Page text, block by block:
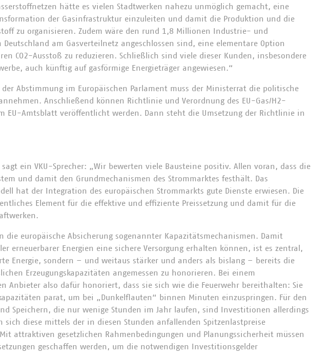
hätte es vielen Stadtwerken nahezu unmöglich gemacht, eine
der Gasinfrastruktur einzuleiten und damit die Produktion und die
zu organisieren. Zudem wäre den rund 1,8 Millionen Industrie- und
Deutschland am Gasverteilnetz angeschlossen sind, eine elementare Option
CO2-Ausstoß zu reduzieren. Schließlich sind viele dieser Kunden, insbesondere
auch künftig auf gasförmige Energieträger angewiesen.“
der Abstimmung im Europäischen Parlament muss der Ministerrat die politische
Anschließend können Richtlinie und Verordnung des EU-Gas/H2-
EU-Amtsblatt veröffentlicht werden. Dann steht die Umsetzung der Richtlinie in
sagt ein VKU-Sprecher: „Wir bewerten viele Bausteine positiv. Allen voran, dass die
und damit den Grundmechanismen des Strommarktes festhält. Das
hat der Integration des europäischen Strommarkts gute Dienste erwiesen. Die
Element für die effektive und effiziente Preissetzung und damit für die
die europäische Absicherung sogenannter Kapazitätsmechanismen. Damit
erneuerbarer Energien eine sichere Versorgung erhalten können, ist es zentral,
Energie, sondern – und weitaus stärker und anders als bislang – bereits die
Erzeugungskapazitäten angemessen zu honorieren. Bei einem
Anbieter also dafür honoriert, dass sie sich wie die Feuerwehr bereithalten: Sie
parat, um bei „Dunkelflauten“ binnen Minuten einzuspringen. Für den
Speichern, die nur wenige Stunden im Jahr laufen, sind Investitionen allerdings
sich diese mittels der in diesen Stunden anfallenden Spitzenlastpreise
attraktiven gesetzlichen Rahmenbedingungen und Planungssicherheit müssen
geschaffen werden, um die notwendigen Investitionsgelder